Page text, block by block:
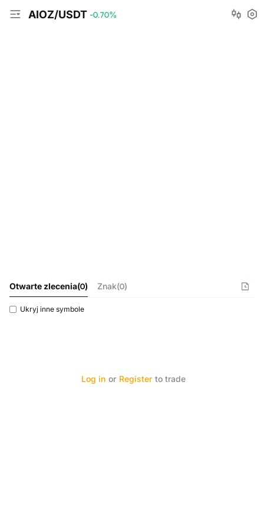
AIOZ/USDT -0.70%
Otwarte zlecenia(0) Znak(0)
Ukryj inne symbole
Log in or Register to trade